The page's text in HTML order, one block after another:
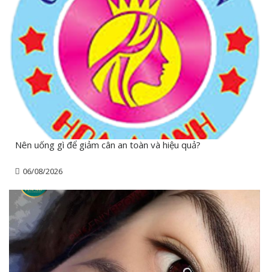
Nên uống gì để giảm cân an toàn và hiệu quả?
06/08/2026